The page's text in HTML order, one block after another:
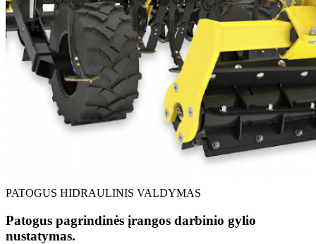
PATOGUS HIDRAULINIS VALDYMAS
Patogus pagrindinės įrangos darbinio gylio
nustatymas.